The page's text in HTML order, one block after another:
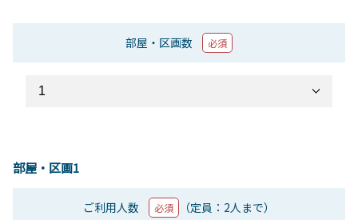
部屋・区画数 必須
部屋・区画1
ご利用人数 必須 （定員：2人まで）